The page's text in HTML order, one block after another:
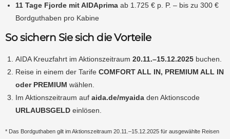
11 Tage Fjorde mit AIDAprima ab 1.725 € p. P. – bis zu 300 €
Bordguthaben pro Kabine
So sichern Sie sich die Vorteile
AIDA Kreuzfahrt im Aktionszeitraum 20.11.–15.12.2025 buchen.
Reise in einem der Tarife COMFORT ALL IN, PREMIUM ALL IN
oder PREMIUM wählen.
Im Aktionszeitraum auf aida.de/myaida den Aktionscode
URLAUBSGELD einlösen.
* Das Bordguthaben gilt im Aktionszeitraum 20.11.–15.12.2025 für ausgewählte Reisen